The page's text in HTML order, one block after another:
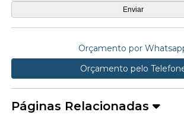
Orçamento por
Orçamento pelo
Páginas Relacionadas